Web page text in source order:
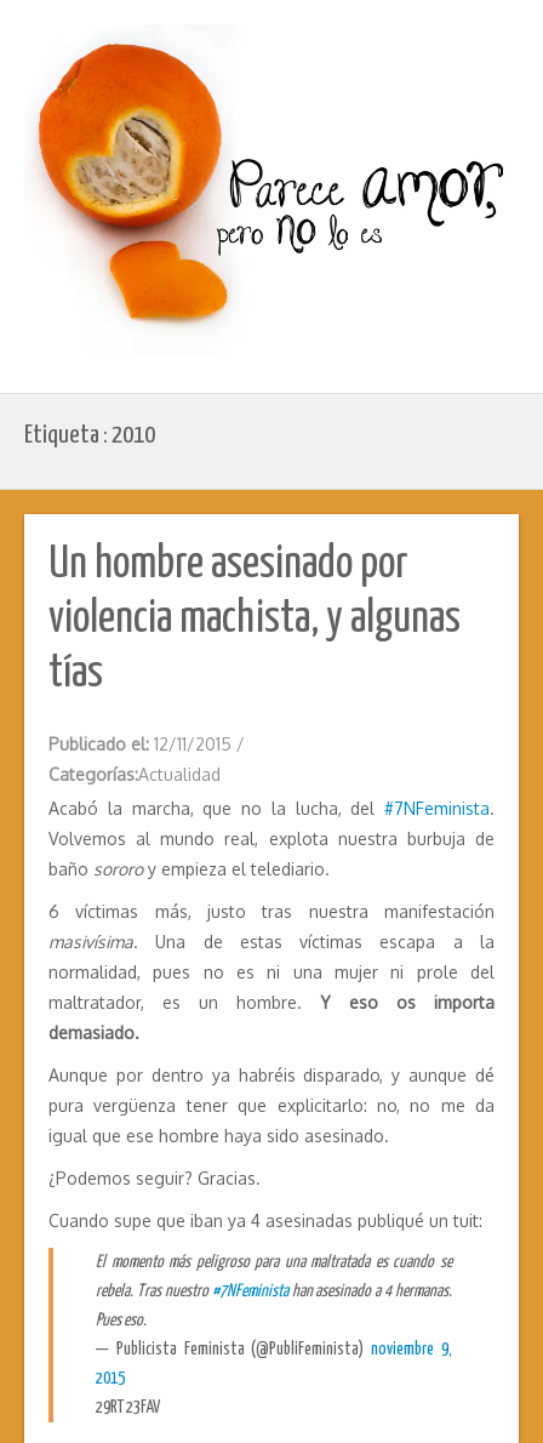
Etiqueta : 2010
Un hombre asesinado por
violencia machista, y algunas
tías
Publicado el: 12/11/2015 /
Categorías:Actualidad
Acabó la marcha, que no la lucha, del #7NFeminista.
Volvemos al mundo real, explota nuestra burbuja de
baño sororoy empieza el telediario.
6 víctimas más, justo tras nuestra manifestación
masivísima. Una de estas víctimas escapa a la
normalidad, pues no es ni una mujer ni prole del
maltratador, es un hombre. Y eso os importa
demasiado.
Aunque por dentro ya habréis disparado, y aunque dé
pura vergüenza tener que explicitarlo: no, no me da
igual que ese hombre haya sido asesinado.
¿Podemos seguir? Gracias.
Cuando supe que iban ya 4 asesinadas publiqué un tuit:
El momento más peligroso para una maltratada es cuando se
rebela. Tras nuestro #7NFeministahan asesinado a 4 hermanas.
Pues eso.
— Publicista Feminista (@PubliFeminista)noviembre 9,
2015
29RT 23FAV